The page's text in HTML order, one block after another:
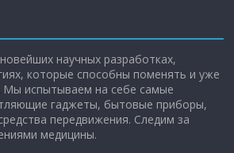
научных разработках,
которые способны поменять и уже
испытываем на себе самые
гаджеты, бытовые приборы,
передвижения. Следим за
медицины.